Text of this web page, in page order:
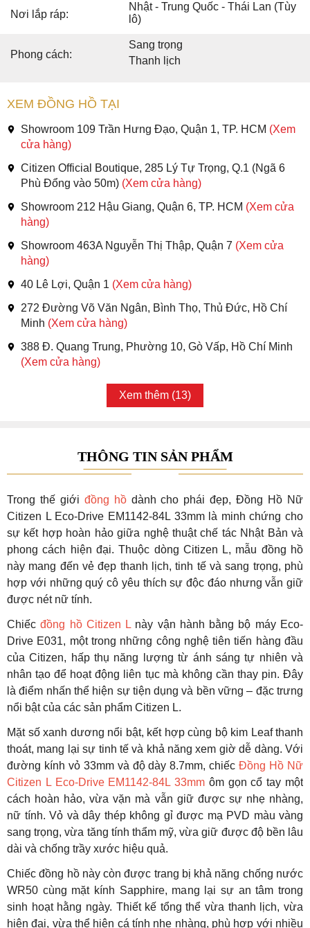
Nơi lắp ráp:
Nhật - Trung Quốc - Thái Lan (Tùy
lô)
Phong cách:
Sang trọng
Thanh lịch
XEM ĐỒNG HỒ TẠI
Showroom 109 Trần Hưng Đạo, Quận 1, TP. HCM (Xem
cửa hàng)
Citizen Official Boutique, 285 Lý Tự Trọng, Q.1 (Ngã 6
Phù Đổng vào 50m) (Xem cửa hàng)
Showroom 212 Hậu Giang, Quận 6, TP. HCM (Xem cửa
hàng)
Showroom 463A Nguyễn Thị Thập, Quận 7 (Xem cửa
hàng)
40 Lê Lợi, Quận 1 (Xem cửa hàng)
272 Đường Võ Văn Ngân, Bình Thọ, Thủ Đức, Hồ Chí
Minh (Xem cửa hàng)
388 Đ. Quang Trung, Phường 10, Gò Vấp, Hồ Chí Minh
(Xem cửa hàng)
Xem thêm (13)
THÔNG TIN SẢN PHẨM
Trong thế giới đồng hồdành cho phái đẹp, Đồng Hồ Nữ
Citizen L Eco-Drive EM1142-84L 33mm là minh chứng cho
sự kết hợp hoàn hảo giữa nghệ thuật chế tác Nhật Bản và
phong cách hiện đại. Thuộc dòng Citizen L, mẫu đồng hồ
này mang đến vẻ đẹp thanh lịch, tinh tế và sang trọng, phù
hợp với những quý cô yêu thích sự độc đáo nhưng vẫn giữ
được nét nữ tính.
Chiếcđồng hồ Citizen L này vận hành bằng bộ máy Eco-
Drive E031, một trong những công nghệ tiên tiến hàng đầu
của Citizen, hấp thụ năng lượng từ ánh sáng tự nhiên và
nhân tạo để hoạt động liên tục mà không cần thay pin. Đây
là điểm nhấn thể hiện sự tiện dụng và bền vững – đặc trưng
nổi bật của các sản phẩm Citizen L.
Mặt số xanh dương nổi bật, kết hợp cùng bộ kim Leaf thanh
thoát, mang lại sự tinh tế và khả năng xem giờ dễ dàng. Với
đường kính vỏ 33mm và độ dày 8.7mm, chiếcĐồng Hồ Nữ
Citizen L Eco-Drive EM1142-84L 33mm ôm gọn cổ tay một
cách hoàn hảo, vừa vặn mà vẫn giữ được sự nhẹ nhàng,
nữ tính. Vỏ và dây thép không gỉ được mạ PVD màu vàng
sang trọng, vừa tăng tính thẩm mỹ, vừa giữ được độ bền lâu
dài và chống trầy xước hiệu quả.
Chiếc đồng hồ này còn được trang bị khả năng chống nước
WR50 cùng mặt kính Sapphire, mang lại sự an tâm trong
sinh hoạt hằng ngày. Thiết kế tổng thể vừa thanh lịch, vừa
hiện đại, vừa thể hiện cá tính nhẹ nhàng, phù hợp với nhiều